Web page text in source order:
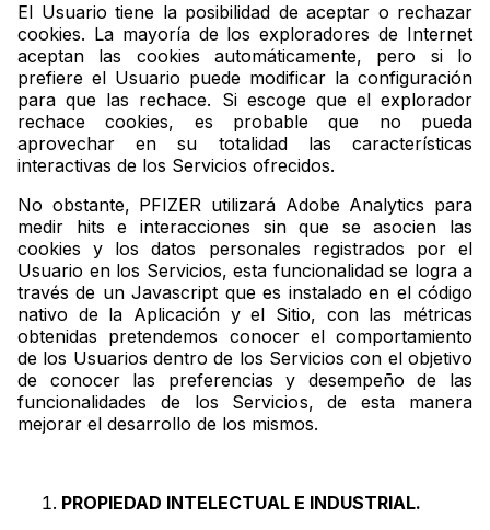
El Usuario tiene la posibilidad de aceptar o rechazar
cookies. La mayoría de los exploradores de Internet
aceptan las cookies automáticamente, pero si lo
prefiere el Usuario puede modificar la configuración
para que las rechace. Si escoge que el explorador
rechace cookies, es probable que no pueda
aprovechar en su totalidad las características
interactivas de los Servicios ofrecidos.
No obstante, PFIZER utilizará Adobe Analytics para
medir hits e interacciones sin que se asocien las
cookies y los datos personales registrados por el
Usuario en los Servicios, esta funcionalidad se logra a
través de un Javascript que es instalado en el código
nativo de la Aplicación y el Sitio, con las métricas
obtenidas pretendemos conocer el comportamiento
de los Usuarios dentro de los Servicios con el objetivo
de conocer las preferencias y desempeño de las
funcionalidades de los Servicios, de esta manera
mejorar el desarrollo de los mismos.
PROPIEDAD INTELECTUAL E INDUSTRIAL.